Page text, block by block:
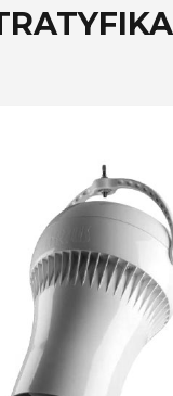
DESTRATYFIKATORY
AIRIUS SERIA
MARKA
NA
DO 32M
EKSPLOATACJI 30 ZŁ/